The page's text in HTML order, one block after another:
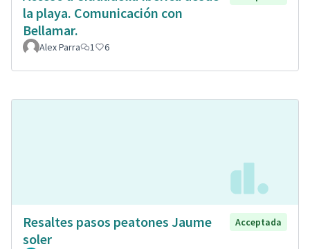
la playa. Comunicación con
Bellamar.
Alex Parra 1 6
Resaltes pasos peatones Jaume
soler
Acceptada